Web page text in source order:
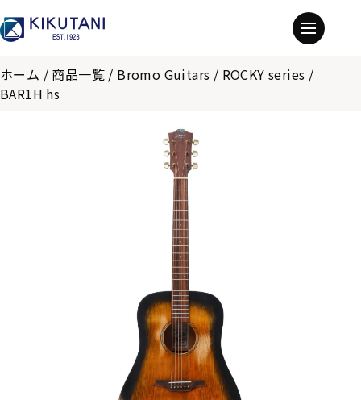
ホーム / 商品一覧 / Bromo Guitars / ROCKY series /
BAR1H hs